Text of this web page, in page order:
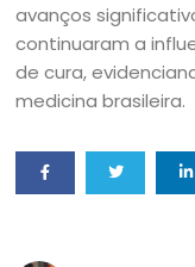
avanços
continuaram a
de cura,
medicina brasileira.